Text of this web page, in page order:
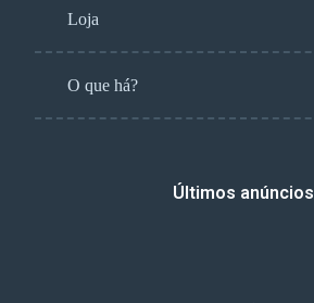
Loja
O que há?
Últimos anúncios